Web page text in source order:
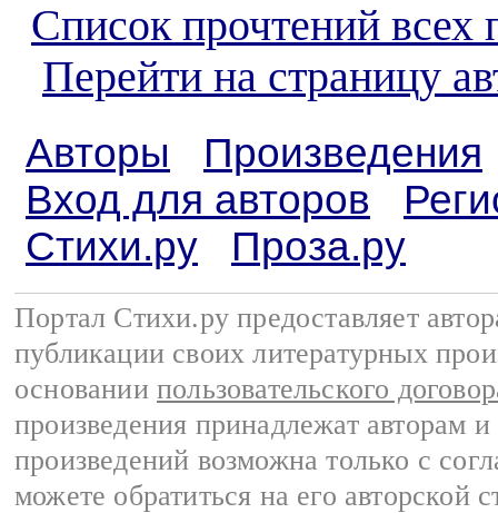
Список прочтений всех
Перейти на страницу
Авторы
Произведения
Вход для авторов
Стихи.ру
Проза.ру
Портал Стихи.ру предоставляет
публикации своих литературных
основании пользовательского
произведения принадлежат авторам
произведений возможна только с
можете обратиться на его авторской